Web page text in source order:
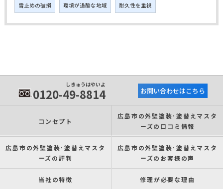
雪止めの破損 環境が過酷な地域 耐久性を重視
しきゅうはやいよ
0120-49-8814 お問い合わせはこちら
コンセプト
広島市の外壁塗装･塗替えマスタ
ーズの口コミ情報
広島市の外壁塗装･塗替えマスタ
ーズの評判
広島市の外壁塗装･塗替えマスタ
ーズのお客様の声
当社の特徴 修理が必要な理由